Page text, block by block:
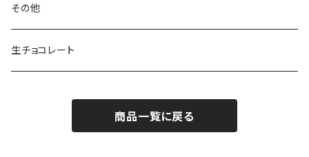
塩こうじ
その他
生チョコレート
商品一覧に戻る